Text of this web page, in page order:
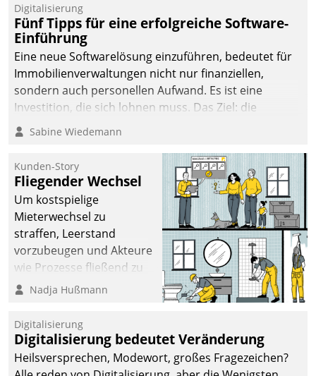
Digitalisierung
Fünf Tipps für eine erfolgreiche Software-
Einführung
Eine neue Softwarelösung einzuführen, bedeutet für
Immobilienverwaltungen nicht nur finanziellen,
sondern auch personellen Aufwand. Es ist eine
Investition, die sich lohnen muss. Das Ziel: die
nachhaltige Optimierung der Geschäftsabläufe. Damit
dieses Ziel erreicht wird, sollten einige Grundregeln
Sabine Wiedemann
Kunden-Story
Fliegender Wechsel
Um kostspielige
Mieterwechsel zu
straffen, Leerstand
vorzubeugen und Akteure
wie Prozesse fließend zu
vernetzen, nutzt die
Jahresbeginn eine
Überblick, Einsicht und
Eingriff bietende Lösung.
Zur Entwicklung setzte
Nadja Hußmann
Digitalisierung
Digitalisierung bedeutet Veränderung
Heilsversprechen, Modewort, großes Fragezeichen?